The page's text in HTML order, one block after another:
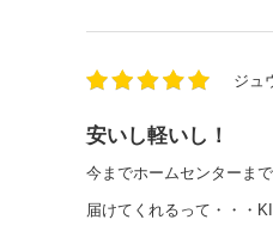
ジュ
安いし軽いし！
今までホームセンターま
届けてくれるって・・・